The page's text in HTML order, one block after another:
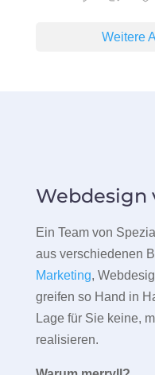
Weitere
Webdesign
Ein Team von
aus verschiedenen
Marketing,
greifen so Hand in
Lage für Sie keine,
realisieren.